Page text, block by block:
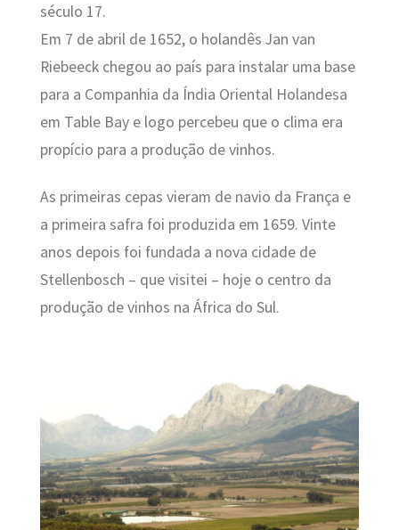
século 17.
Em 7 de abril de 1652, o holandês Jan van
Riebeeck chegou ao país para instalar uma base
para a Companhia da Índia Oriental Holandesa
em Table Bay e logo percebeu que o clima era
propício para a produção de vinhos.
As primeiras cepas vieram de navio da França e
a primeira safra foi produzida em 1659. Vinte
anos depois foi fundada a nova cidade de
Stellenbosch – que visitei – hoje o centro da
produção de vinhos na África do Sul.